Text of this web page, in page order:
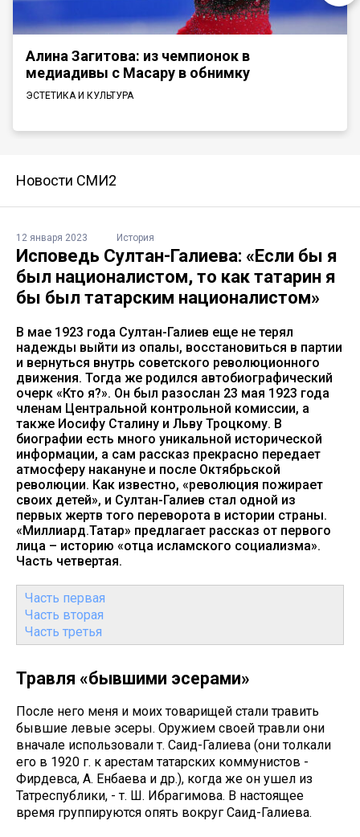
Алина Загитова: из чемпионок в
медиадивы с Масару в обнимку
ЭСТЕТИКА И КУЛЬТУРА
Новости СМИ2
12 января 2023 История
Исповедь Султан-Галиева: «Если бы я
был националистом, то как татарин я
бы был татарским националистом»
В мае 1923 года Султан-Галиев еще не терял
надежды выйти из опалы, восстановиться в партии
и вернуться внутрь советского революционного
движения. Тогда же родился автобиографический
очерк «Кто я?». Он был разослан 23 мая 1923 года
членам Центральной контрольной комиссии, а
также Иосифу Сталину и Льву Троцкому. В
биографии есть много уникальной исторической
информации, а сам рассказ прекрасно передает
атмосферу накануне и после Октябрьской
революции. Как известно, «революция пожирает
своих детей», и Султан-Галиев стал одной из
первых жертв того переворота в истории страны.
«Миллиард.Татар» предлагает рассказ от первого
лица – историю «отца исламского социализма».
Часть четвертая.
Часть первая
Часть вторая
Часть третья
Травля «бывшими эсерами»
После него меня и моих товарищей стали травить
бывшие левые эсеры. Оружием своей травли они
вначале использовали т. Саид-Галиева (они толкали
его в 1920 г. к арестам татарских коммунистов -
Фирдевса, А. Енбаева и др.), когда же он ушел из
Татреспублики, - т. Ш. Ибрагимова. В настоящее
время группируются опять вокруг Саид-Галиева.